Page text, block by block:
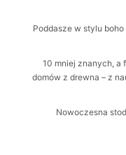
Poddasze w stylu
10 mniej znanych,
domów z drewna – z
Nowoczesna